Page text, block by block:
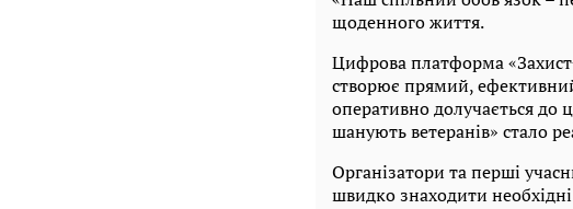
щоденного життя.
Цифрова платформа
створює прямий,
оперативно долучається до
шанують ветеранів» стало
Організатори та перші
швидко знаходити